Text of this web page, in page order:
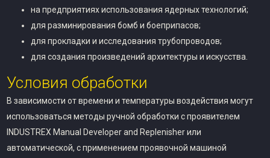
на предприятиях использования ядерных технологий;
для разминирования бомб и боеприпасов;
для прокладки и исследования трубопроводов;
для создания произведений архитектуры и искусства.
Условия обработки
В зависимости от времени и температуры воздействия могут
использоваться методы ручной обработки с проявителем
INDUSTREX Manual Developer and Replenisher или
автоматической, с применением проявочной машиной